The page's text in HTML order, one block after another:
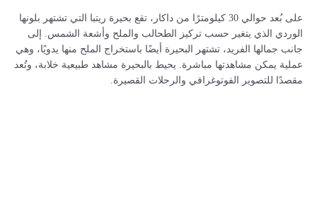
على بُعد حوالي 30 كيلومترًا من داكار، تقع بحيرة ريتبا التي تشتهر بلونها
الوردي الذي يتغير حسب تركيز الطحالب والملح وأشعة الشمس. إلى
جانب جمالها الفريد، تشتهر البحيرة أيضًا باستخراج الملح منها يدويًا، وهي
عملية يمكن مشاهدتها مباشرة. يحيط بالبحيرة مشاهد طبيعية خلابة، وتُعد
مقصدًا للتصوير الفوتوغرافي والرحلات القصيرة.